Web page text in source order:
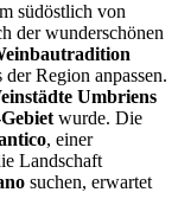
südöstlich von
der wunderschönen
Region anpassen.
Umbriens
wurde. Die
, einer
Landschaft
suchen, erwartet